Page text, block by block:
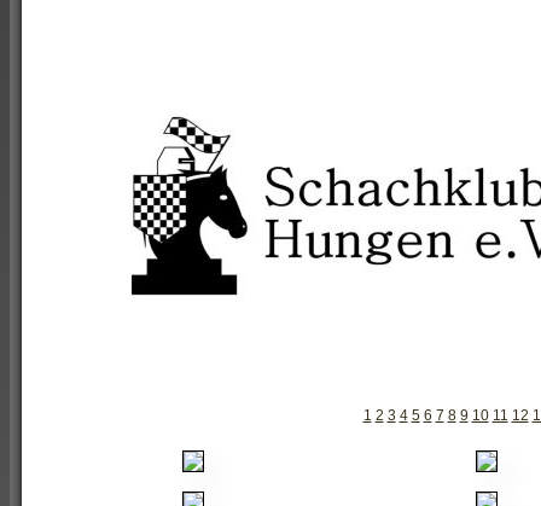
1 2 3 4 5 6 7 8 9 10 11 12